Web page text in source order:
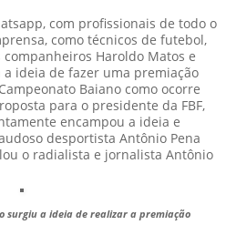
com profissionais de todo o
como técnicos de futebol,
Haroldo Matos e
ideia de fazer uma premiação
Baiano como ocorre
para o presidente da FBF,
encampou a ideia e
desportista Antônio Pena
o radialista e jornalista Antônio
surgiu a ideia de realizar a premiação